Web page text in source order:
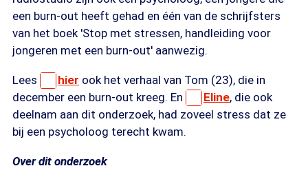
een burn-out heeft gehad en één van de schrijfsters
van het boek 'Stop met stressen, handleiding voor
jongeren met een burn-out' aanwezig.
Lees hier ook het verhaal van Tom (23), die in
december een burn-out kreeg. En
Eline, die ook
deelnam aan dit onderzoek, had zoveel stress dat ze
bij een psycholoog terecht kwam.
Over dit onderzoek